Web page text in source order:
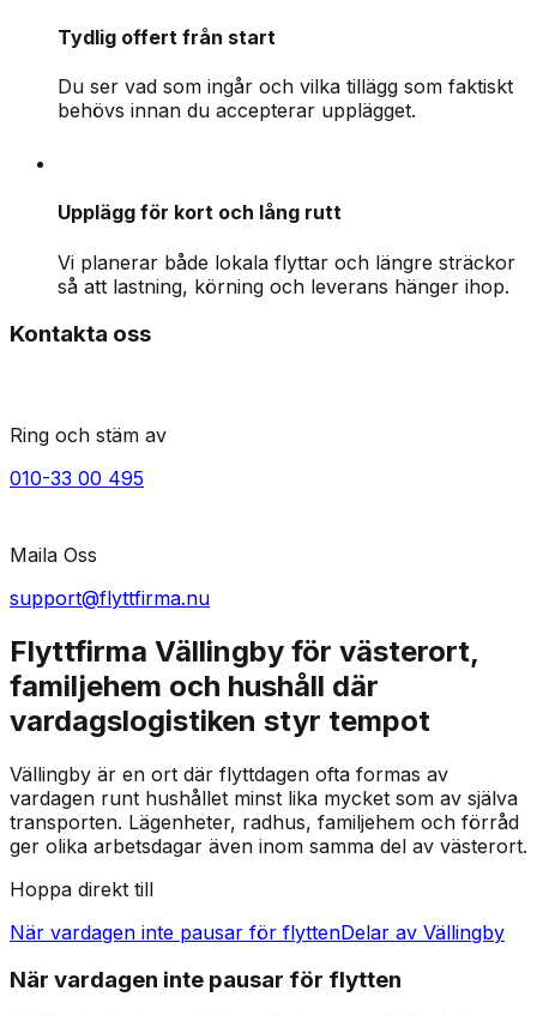
Tydlig offert från start
Du ser vad som ingår och vilka tillägg som faktiskt
behövs innan du accepterar upplägget.
Upplägg för kort och lång rutt
Vi planerar både lokala flyttar och längre sträckor
så att lastning, körning och leverans hänger ihop.
Kontakta oss
Ring och stäm av
010-33 00 495
Maila Oss
support@flyttfirma.nu
Flyttfirma Vällingby för västerort,
familjehem och hushåll där
vardagslogistiken styr tempot
Vällingby är en ort där flyttdagen ofta formas av
vardagen runt hushållet minst lika mycket som av själva
transporten. Lägenheter, radhus, familjehem och förråd
ger olika arbetsdagar även inom samma del av västerort.
Hoppa direkt till
När vardagen inte pausar för flyttenDelar av Vällingby
När vardagen inte pausar för flytten